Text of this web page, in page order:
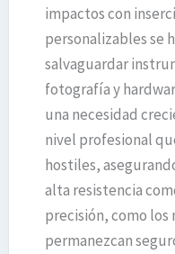
impactos con
personalizables se
salvaguardar
fotografía y
una necesidad
nivel profesional
hostiles,
alta resistencia
precisión, como
permanezcan